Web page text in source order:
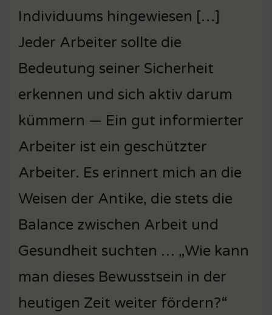
Individuums hingewiesen […]
Jeder Arbeiter sollte die
Bedeutung seiner Sicherheit
erkennen und sich aktiv darum
kümmern — Ein gut informierter
Arbeiter ist ein geschützter
Arbeiter. Es erinnert mich an die
Weisen der Antike, die stets die
Balance zwischen Arbeit und
Gesundheit suchten … „Wie kann
man dieses Bewusstsein in der
heutigen Zeit weiter fördern?“